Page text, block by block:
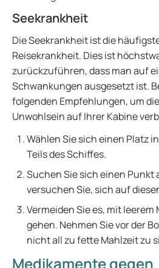
Seekrankheit
Die Seekrankheit ist die
Reisekrankheit. Dies ist
zurückzuführen, dass man auf
Schwankungen ausgesetzt ist.
folgenden Empfehlungen, um
Unwohlsein auf Ihrer Kabine
Wählen Sie sich einen Platz
Teils des Schiffes.
Suchen Sie sich einen Punkt
versuchen Sie, sich auf
Vermeiden Sie es, mit leerem
gehen. Nehmen Sie vor der
nicht all zu fette Mahlzeit zu
Medikamente gegen